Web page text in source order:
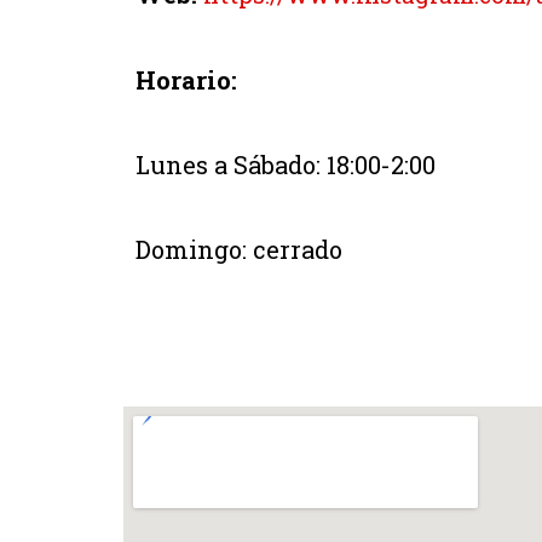
Horario:
Lunes a Sábado: 18:00-2:00
Domingo: cerrado